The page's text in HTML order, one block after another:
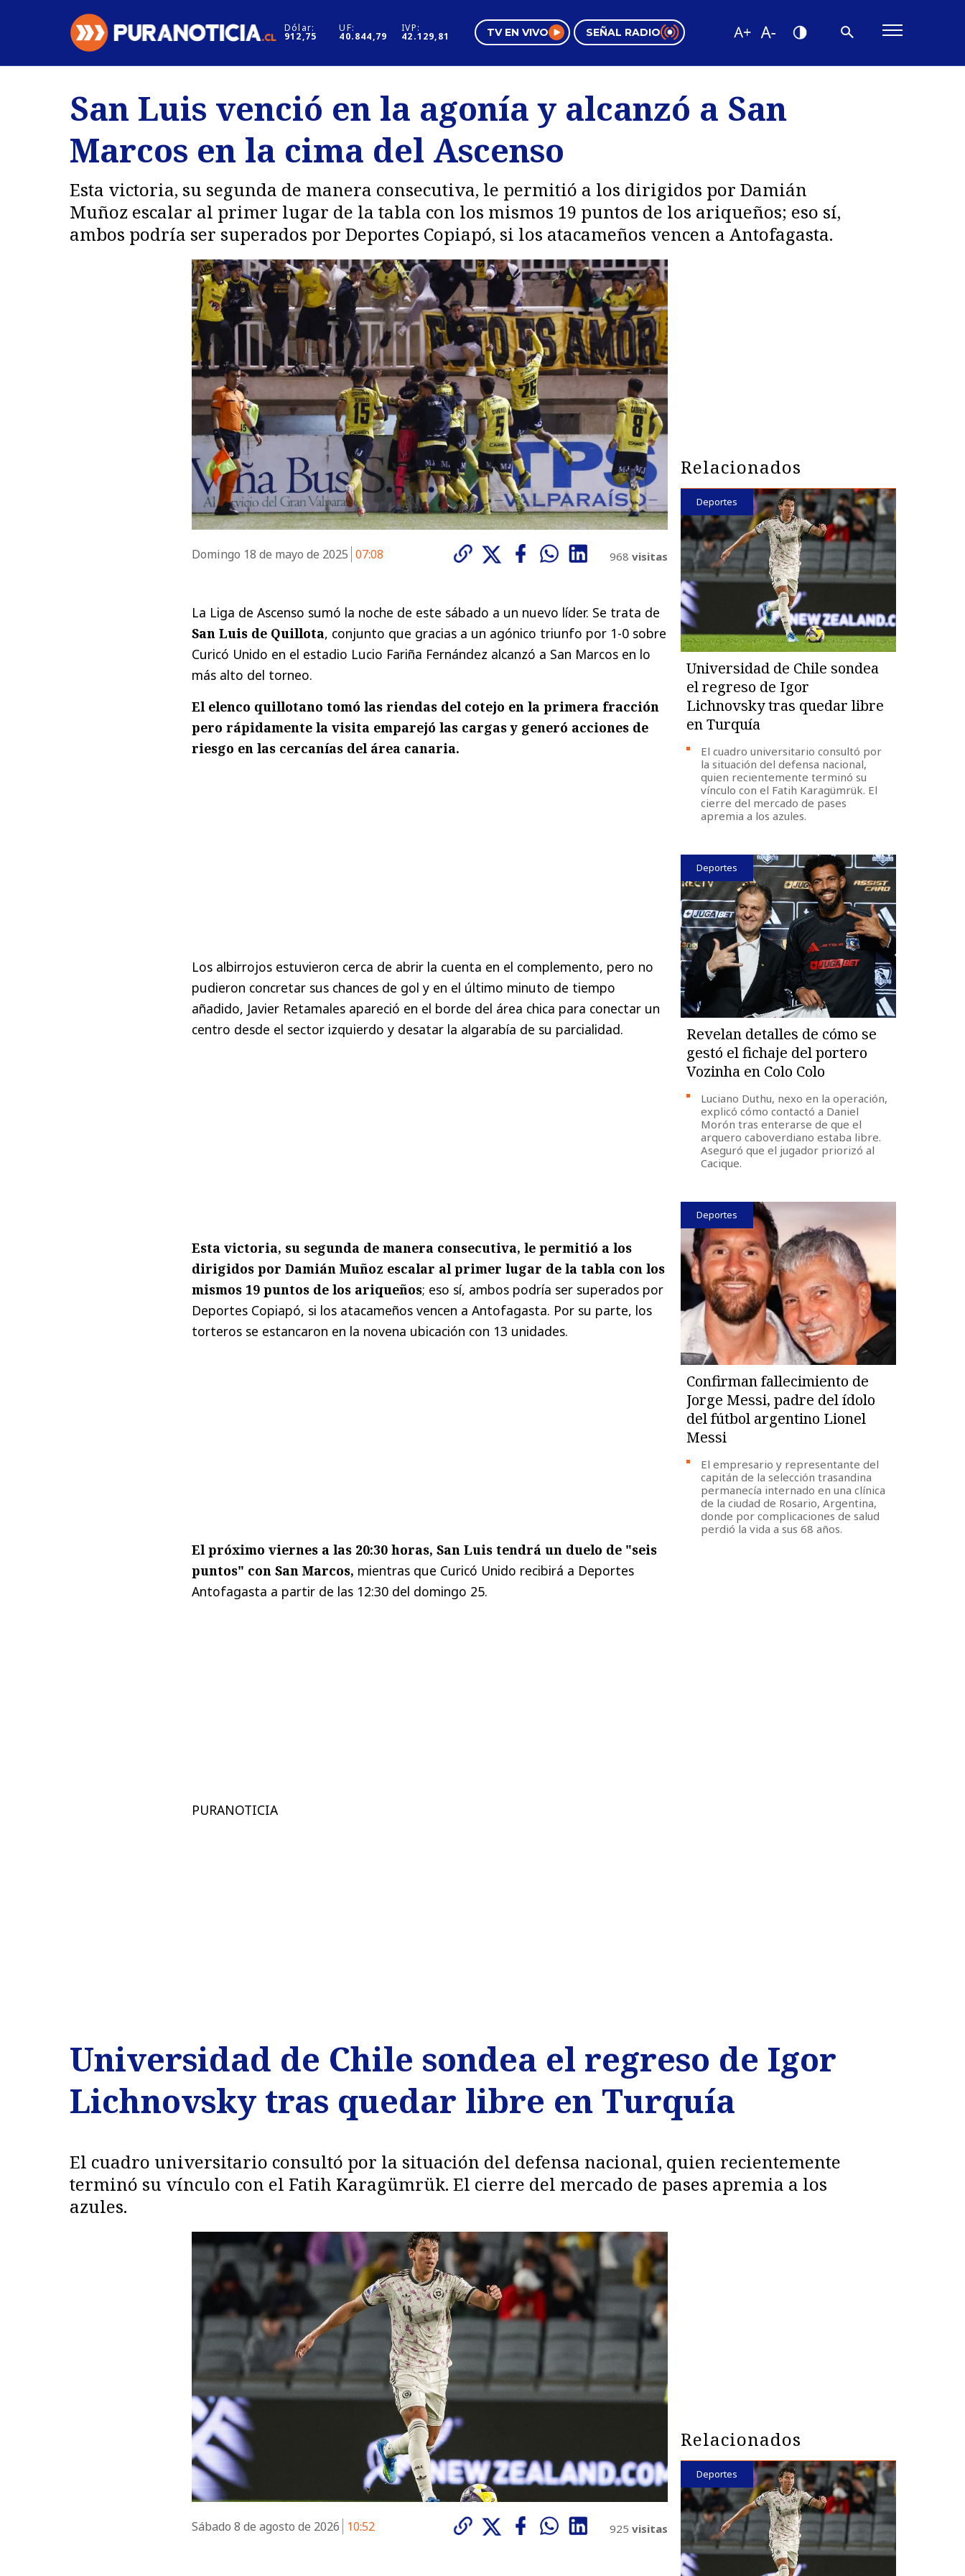
Dólar:
912,75
UF:
40.844,79
IVP:
42.129,81 TV EN VIVO SEÑAL RADIO
Regiones
Deportes
Internacional
Motores
Negocios
Pura Mujer
Tendencias
San Luis venció en la agonía y alcanzó a San
Marcos en la cima del Ascenso
Esta victoria, su segunda de manera consecutiva, le permitió a los dirigidos por Damián
Muñoz escalar al primer lugar de la tabla con los mismos 19 puntos de los ariqueños; eso sí,
ambos podría ser superados por Deportes Copiapó, si los atacameños vencen a Antofagasta.
Domingo 18 de mayo de 2025 07:08 968 visitas
La Liga de Ascenso sumó la noche de este sábado a un nuevo líder. Se trata de
San Luis de Quillota, conjunto que gracias a un agónico triunfo por 1-0 sobre
Curicó Unido en el estadio Lucio Fariña Fernández alcanzó a San Marcos en lo
más alto del torneo.
El elenco quillotano tomó las riendas del cotejo en la primera fracción
pero rápidamente la visita emparejó las cargas y generó acciones de
riesgo en las cercanías del área canaria.
Los albirrojos estuvieron cerca de abrir la cuenta en el complemento, pero no
pudieron concretar sus chances de gol y en el último minuto de tiempo
añadido, Javier Retamales apareció en el borde del área chica para conectar un
centro desde el sector izquierdo y desatar la algarabía de su parcialidad.
Esta victoria, su segunda de manera consecutiva, le permitió a los
dirigidos por Damián Muñoz escalar al primer lugar de la tabla con los
mismos 19 puntos de los ariqueños; eso sí, ambos podría ser superados por
Deportes Copiapó, si los atacameños vencen a Antofagasta. Por su parte, los
torteros se estancaron en la novena ubicación con 13 unidades.
El próximo viernes a las 20:30 horas, San Luis tendrá un duelo de "seis
puntos" con San Marcos, mientras que Curicó Unido recibirá a Deportes
Antofagasta a partir de las 12:30 del domingo 25.
PURANOTICIA
Relacionados
Deportes
Universidad de Chile sondea
el regreso de Igor
Lichnovsky tras quedar libre
en Turquía
El cuadro universitario consultó por
la situación del defensa nacional,
quien recientemente terminó su
vínculo con el Fatih Karagümrük. El
cierre del mercado de pases
apremia a los azules.
Deportes
Revelan detalles de cómo se
gestó el fichaje del portero
Vozinha en Colo Colo
Luciano Duthu, nexo en la operación,
explicó cómo contactó a Daniel
Morón tras enterarse de que el
arquero caboverdiano estaba libre.
Aseguró que el jugador priorizó al
Cacique.
Deportes
Confirman fallecimiento de
Jorge Messi, padre del ídolo
del fútbol argentino Lionel
Messi
El empresario y representante del
capitán de la selección trasandina
permanecía internado en una clínica
de la ciudad de Rosario, Argentina,
donde por complicaciones de salud
perdió la vida a sus 68 años.
Universidad de Chile sondea el regreso de Igor
Lichnovsky tras quedar libre en Turquía
El cuadro universitario consultó por la situación del defensa nacional, quien recientemente
terminó su vínculo con el Fatih Karagümrük. El cierre del mercado de pases apremia a los
azules.
Sábado 8 de agosto de 2026 10:52 925 visitas
Relacionados
Deportes